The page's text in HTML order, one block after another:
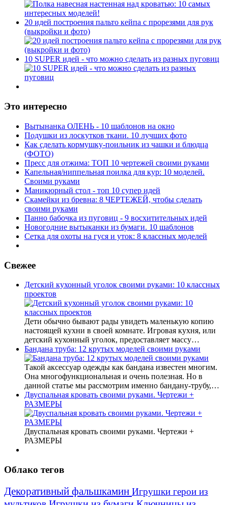
20 идей построения пальто кейпа с прорезями для рук
(выкройки и фото)
10 SUPER идей - что можно сделать из разных пуговиц
Это интересно
Вытынанка ОЛЕНЬ - 10 шаблонов на окно
Подушки из лоскутков ткани. 10 лучших фото
Как сделать кормушку-поильник из чашки и блюдца
(ФОТО)
Пресс для отжима: ТОП 10 чертежей своими руками
Капельная/ниппельная поилка для кур: 10 моделей.
Своими руками
Маникюрный стол - топ 10 супер идей
Скамейки из бревна: 8 ЧЕРТЕЖЕЙ, чтобы сделать
своими руками
Панно бабочка из пуговиц - 9 восхитительных идей
Новогодние вытыканки из бумаги. 10 шаблонов
Сетка для охоты на гуся и уток: 8 классных моделей
Свежее
Детский кухонный уголок своими руками: 10 классных
проектов
Дети обычно бывают рады увидеть маленькую копию
настоящей кухни в своей комнате. Игровая кухня, или
детский кухонный уголок, предоставляет массу…
Бандана труба: 12 крутых моделей своими руками
Такой аксессуар одежды как бандана известен многим.
Она многофункциональная и очень полезная. Но в
данной статье мы рассмотрим именно бандану-трубу,…
Двуспальная кровать своими руками. Чертежи +
РАЗМЕРЫ
Двуспальная кровать своими руками. Чертежи +
РАЗМЕРЫ
Облако тегов
Декоративный фальшкамин Игрушки герои из